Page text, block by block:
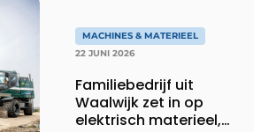
MACHINES & MATERIEEL
22 JUNI 2026
Familiebedrijf uit
Waalwijk zet in op
elektrisch materieel,